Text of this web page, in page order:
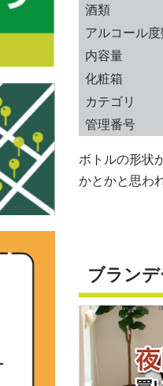
酒類
アルコール度
内容量
化粧箱
カテゴリ
管理番号
ボトルの形状
かとかと思わ
ブランデ